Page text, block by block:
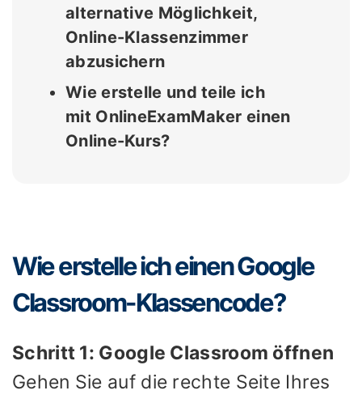
alternative Möglichkeit,
Online-Klassenzimmer
abzusichern
Wie erstelle und teile ich
mit OnlineExamMaker einen
Online-Kurs?
Wie erstelle ich einen Google
Classroom-Klassencode?
Schritt 1: Google Classroom öffnen
Gehen Sie auf die rechte Seite Ihres